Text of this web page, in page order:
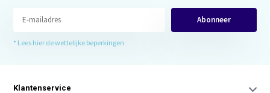
Abonneer
* Lees hier de wettelijke beperkingen
Klantenservice